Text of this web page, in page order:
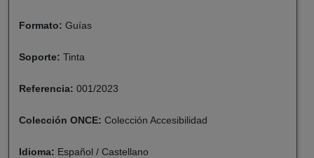
Formato: Guías
Soporte: Tinta
Referencia: 001/2023
Colección ONCE: Colección Accesibilidad
Idioma: Español / Castellano